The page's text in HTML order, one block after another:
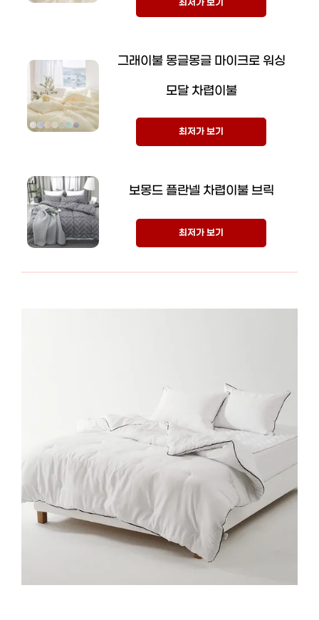
최저가 보기
그래이불 몽글몽글 마이크로 워싱
모달 차렵이불
최저가 보기
보몽드 플란넬 차렵이불 브릭
최저가 보기